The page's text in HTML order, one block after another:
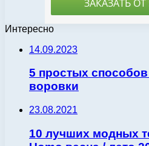
Интересно
14.09.2023
5 простых
воровки
23.08.2021
10 лучших модных